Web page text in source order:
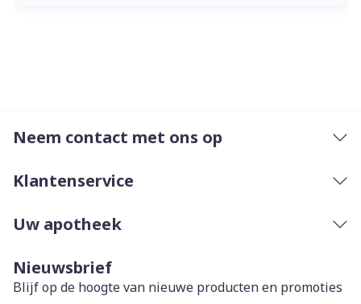
Neem contact met ons op
Klantenservice
Uw apotheek
Nieuwsbrief
Blijf op de hoogte van nieuwe producten en promoties